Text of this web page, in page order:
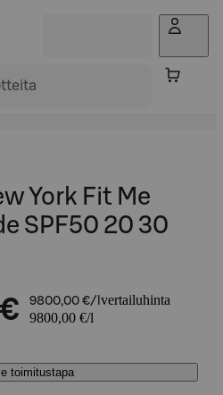
York Fit Me
SPF50 20 30
9800,00 €/l vertailuhinta
9800,00 €/l
toimitustapa